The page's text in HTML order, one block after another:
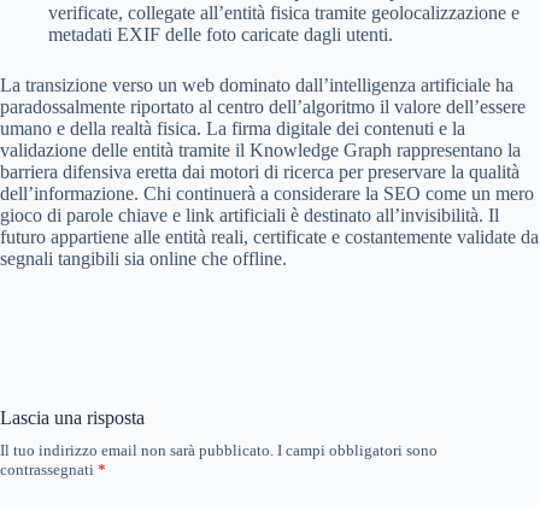
verificate, collegate all’entità fisica tramite geolocalizzazione e
metadati EXIF delle foto caricate dagli utenti.
La transizione verso un web dominato dall’intelligenza artificiale ha
paradossalmente riportato al centro dell’algoritmo il valore dell’essere
umano e della realtà fisica. La firma digitale dei contenuti e la
validazione delle entità tramite il Knowledge Graph rappresentano la
barriera difensiva eretta dai motori di ricerca per preservare la qualità
dell’informazione. Chi continuerà a considerare la SEO come un mero
gioco di parole chiave e link artificiali è destinato all’invisibilità. Il
futuro appartiene alle entità reali, certificate e costantemente validate da
segnali tangibili sia online che offline.
Lascia una risposta
Il tuo indirizzo email non sarà pubblicato. I campi obbligatori sono
contrassegnati *